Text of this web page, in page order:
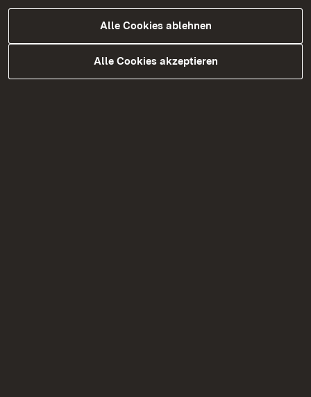
Alle Cookies ablehnen
Alle Cookies akzeptieren